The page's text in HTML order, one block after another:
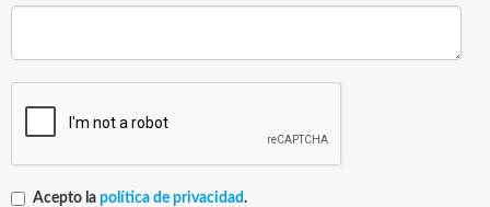
Acepto la política de privacidad.